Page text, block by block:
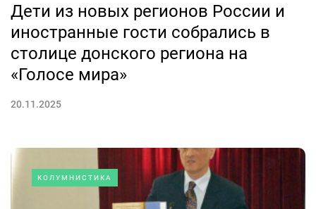
Дети из новых регионов России и
иностранные гости собрались в
столице донского региона на
«Голосе мира»
20.11.2025
КОЛУМНИСТИКА